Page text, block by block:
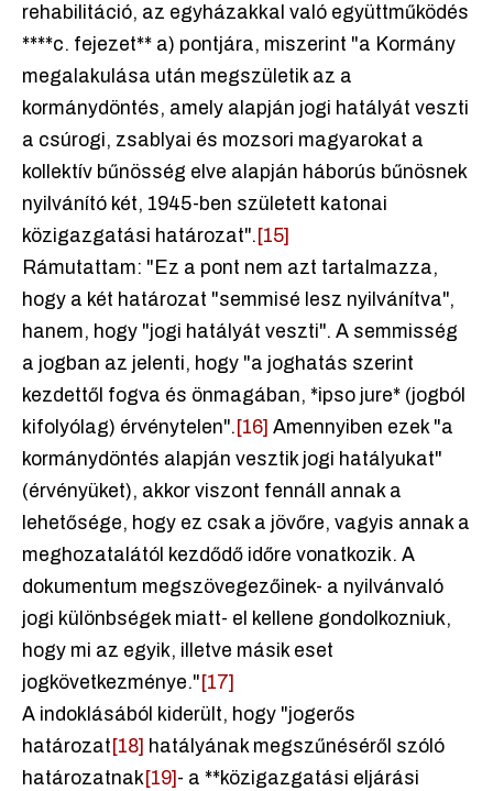
rehabilitáció, az egyházakkal való együttműködés
****c. fejezet** a) pontjára, miszerint "a Kormány
megalakulása után megszületik az a
kormánydöntés, amely alapján jogi hatályát veszti
a csúrogi, zsablyai és mozsori magyarokat a
kollektív bűnösség elve alapján háborús bűnösnek
nyilvánító két, 1945-ben született katonai
közigazgatási határozat". [15]
Rámutattam: "Ez a pont nem azt tartalmazza,
hogy a két határozat "semmisé lesz nyilvánítva",
hanem, hogy "jogi hatályát veszti". A semmisség
a jogban az jelenti, hogy "a joghatás szerint
kezdettől fogva és önmagában, *ipso jure* (jogból
kifolyólag) érvénytelen". [16] Amennyiben ezek "a
kormánydöntés alapján vesztik jogi hatályukat"
(érvényüket), akkor viszont fennáll annak a
lehetősége, hogy ez csak a jövőre, vagyis annak a
meghozatalától kezdődő időre vonatkozik. A
dokumentum megszövegezőinek- a nyilvánvaló
jogi különbségek miatt- el kellene gondolkozniuk,
hogy mi az egyik, illetve másik eset
jogkövetkezménye." [17]
A indoklásából kiderült, hogy "jogerős
határozat [18] hatályának megszűnéséről szóló
határozatnak[19] - a **közigazgatási eljárási